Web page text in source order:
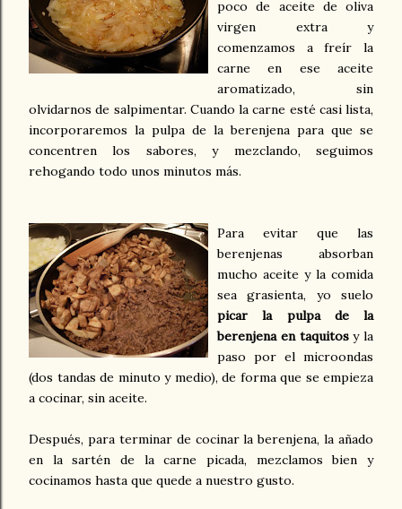
poco de aceite de oliva
virgen extra y
comenzamos a freír la
carne en ese aceite
aromatizado, sin
olvidarnos de salpimentar. Cuando la carne esté casi lista,
incorporaremos la pulpa de la berenjena para que se
concentren los sabores, y mezclando, seguimos
rehogando todo unos minutos más.
Para evitar que las
berenjenas absorban
mucho aceite y la comida
sea grasienta, yo suelo
picar la pulpa de la
berenjena en taquitosy la
paso por el microondas
(dos tandas de minuto y medio), de forma que se empieza
a cocinar, sin aceite.
Después, para terminar de cocinar la berenjena, la añado
en la sartén de la carne picada, mezclamos bien y
cocinamos hasta que quede a nuestro gusto.